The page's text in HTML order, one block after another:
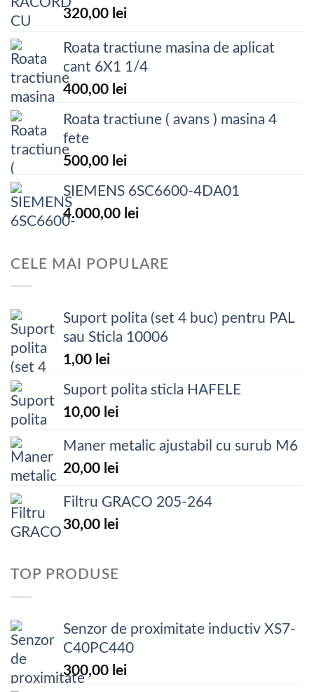
320,00 lei
Roata tractiune masina de aplicat
cant 6X1 1/4
400,00 lei
Roata tractiune ( avans ) masina 4
fete
500,00 lei
SIEMENS 6SC6600-4DA01
4.000,00 lei
CELE MAI POPULARE
Suport polita (set 4 buc) pentru PAL
sau Sticla 10006
1,00 lei
Suport polita sticla HAFELE
10,00 lei
Maner metalic ajustabil cu surub M6
20,00 lei
Filtru GRACO 205-264
30,00 lei
TOP PRODUSE
Senzor de proximitate inductiv XS7-
C40PC440
300,00 lei